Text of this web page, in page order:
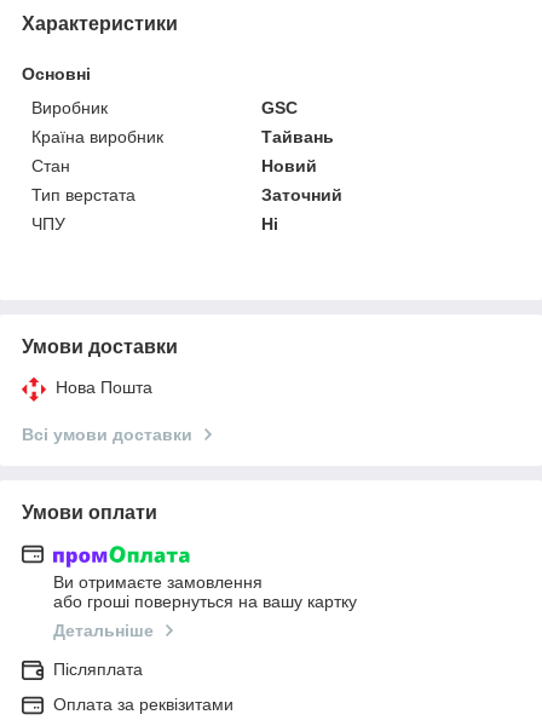
Характеристики
Основні
Виробник
GSC
Країна виробник
Тайвань
Стан
Новий
Тип верстата
Заточний
ЧПУ
Ні
Умови доставки
Нова Пошта
Всі умови доставки
Умови оплати
Ви отримаєте замовлення
або гроші повернуться на вашу картку
Детальніше
Післяплата
Оплата за реквізитами